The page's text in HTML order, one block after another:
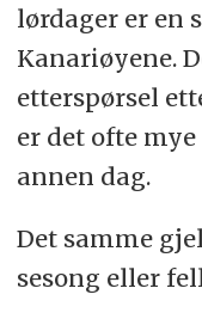
lørdager er en
Kanariøyene.
etterspørsel
er det ofte
annen dag.
Det samme
sesong eller